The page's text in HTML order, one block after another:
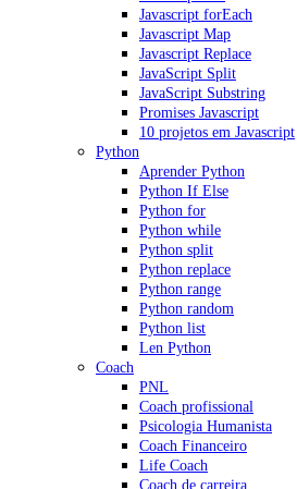
Javascript forEach
Javascript Map
Javascript Replace
JavaScript Split
JavaScript Substring
Promises Javascript
10 projetos em Javascript
Python
Aprender Python
Python If Else
Python for
Python while
Python split
Python replace
Python range
Python random
Python list
Len Python
Coach
PNL
Coach profissional
Psicologia Humanista
Coach Financeiro
Life Coach
Coach de carreira